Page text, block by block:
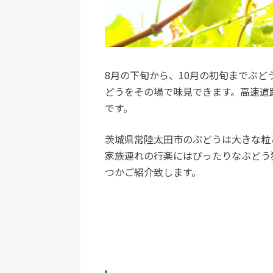
8月の下旬から、10月の初旬までぶ
どうをその場で味見できます。高速
です。
茨城県常陸太田市のぶどうは大きな
家族連れの行楽にはぴったりなぶど
つかご紹介致します。